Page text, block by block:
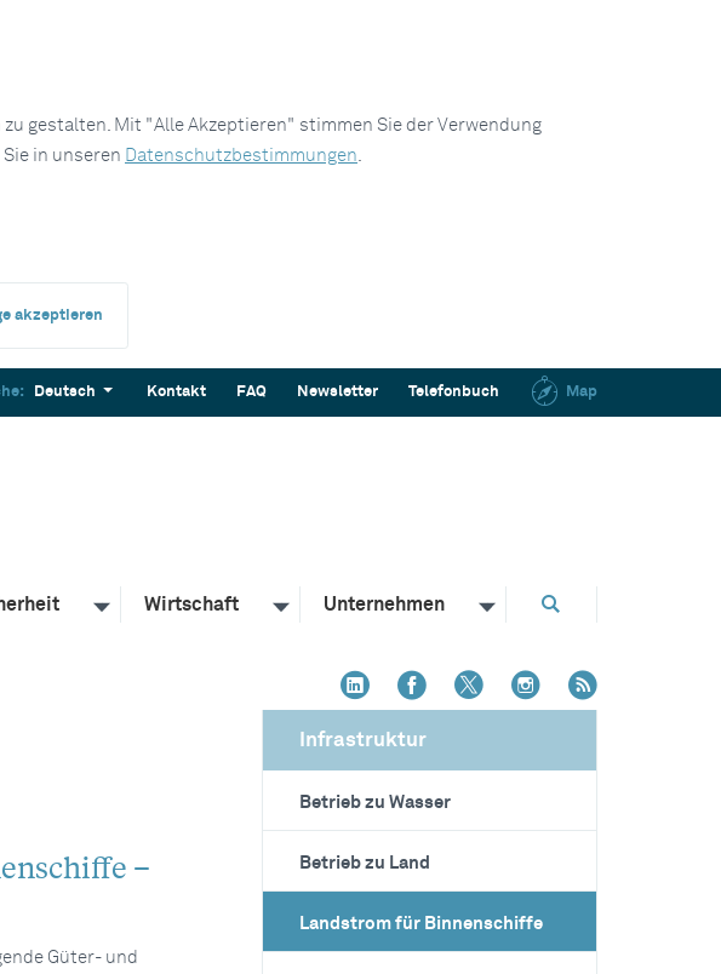
gestalten. Mit "Alle Akzeptieren" stimmen Sie der Verwendung
in unseren Datenschutzbestimmungen.
akzeptieren
Deutsch Kontakt FAQ Newsletter Telefonbuch Map
Wirtschaft Unternehmen
–
Güter- und
Infrastruktur
Betrieb zu Wasser
Betrieb zu Land
Landstrom für Binnenschiffe